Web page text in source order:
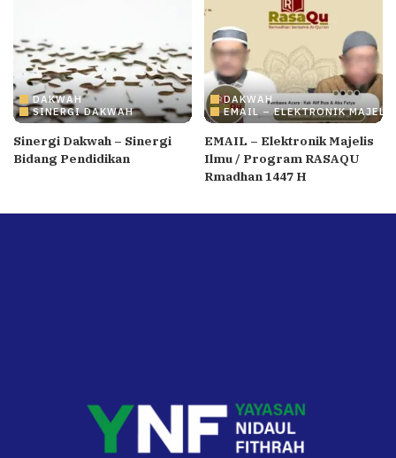
DAKWAH
SINERGI DAKWAH
Sinergi Dakwah – Sinergi
Bidang Pendidikan
DAKWAH
EMAIL – ELEKTRONIK
EMAIL – Elektronik Majelis
Ilmu / Program RASAQU
Rmadhan 1447 H